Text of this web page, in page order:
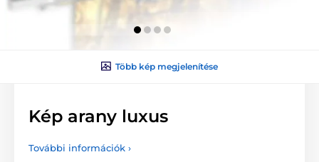
Több kép megjelenítése
Kép arany luxus
További információk ›